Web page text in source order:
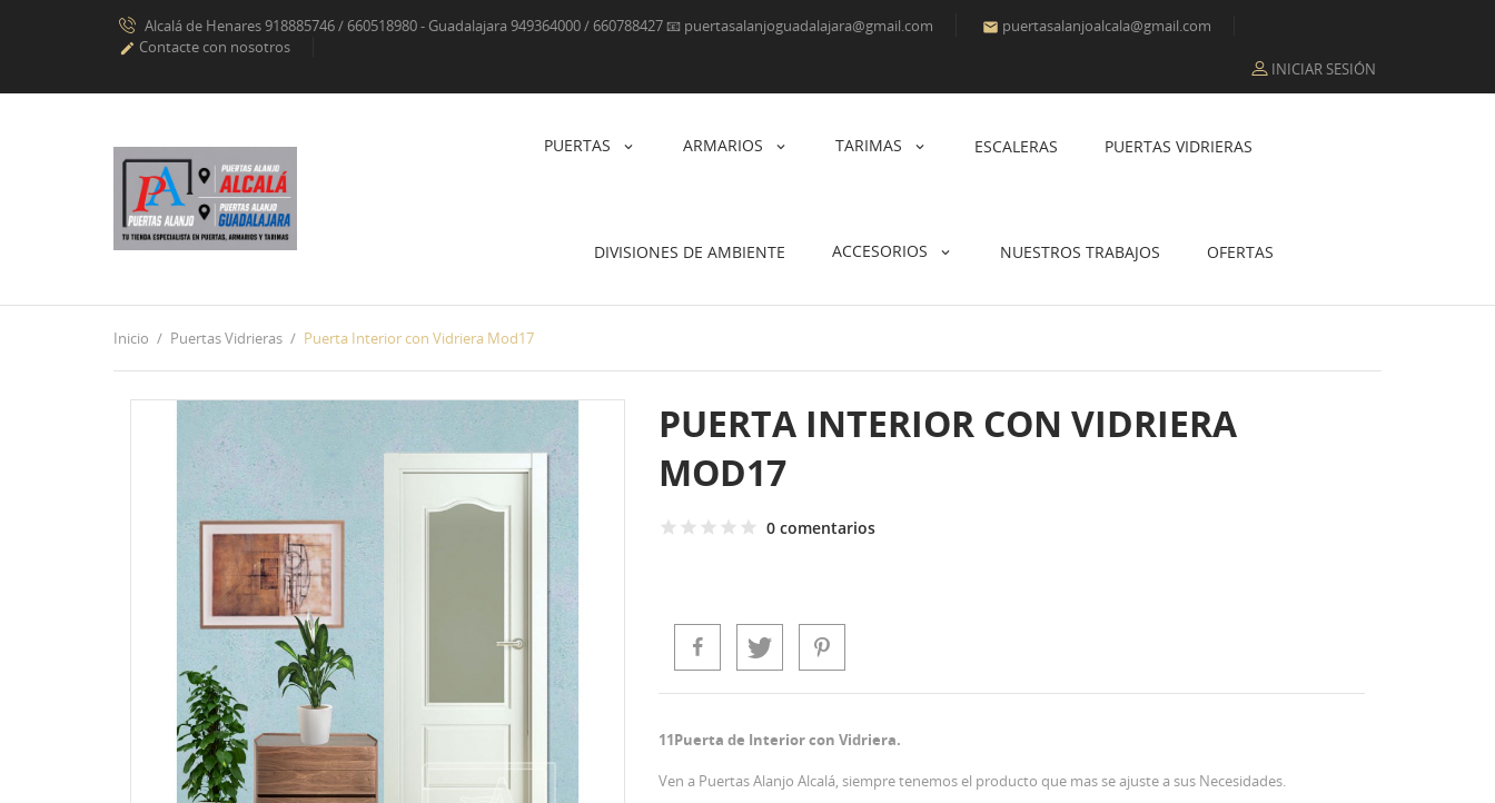
Alcalá de Henares 918885746 / 660518980 - Guadalajara 949364000 / 660788427 📧 puertasalanjoguadalajara@gmail.com  puertasalanjoalcala@gmail.com
 Contacte con nosotros
INICIAR SESIÓN
PUERTAS ARMARIOS TARIMAS ESCALERAS PUERTAS VIDRIERAS
DIVISIONES DE AMBIENTE ACCESORIOS NUESTROS TRABAJOS OFERTAS
Inicio Puertas Vidrieras Puerta Interior con Vidriera Mod17
PUERTA INTERIOR CON VIDRIERA
MOD17
0 comentarios
11Puerta de Interior con Vidriera.
Ven a Puertas Alanjo Alcalá, siempre tenemos el producto que mas se ajuste a sus Necesidades.